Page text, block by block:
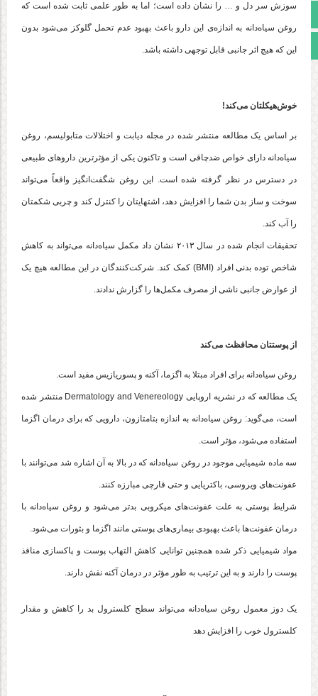
اینستاگرام
مجوز سایت
سوزش سر دل و … را نشان داده است؛ اما به طور علمی ثابت شده است که
روغن سیاه‌دانه به اندازه‌ی این دارو باعث بهبود عدم تحمل گلوکز می‌شود بدون
این که هیچ اثر جانبی قابل توجهی داشته باشد.
خوش‌هیکلتان می‌کند!
بر اساس یک مطالعه منتشر شده در مجله دیابت و اختلالات متابولیسم، روغن
سیاه‌دانه دارای خواص ضدچاقی است و تاکنون یکی از مؤثرترین داروهای طبیعی
در دسترس در نظر گرفته شده است. این روغن شگفت‌انگیز واقعاً می‌تواند
سوخت و ساز بدن شما را افزایش دهد، اشتهایتان را کنترل کند و چربی شکمتان
را آب کند.
تحقیقات انجام شده در سال ۲۰۱۳ نشان داد مکمل سیاه‌دانه می‌تواند به کاهش
شاخص توده بدنی افراد (BMI) کمک کند. شرکت‌کنندگان در این مطالعه هیچ یک
از عوارض جانبی ناشی از مصرف مکمل‌ها را گزارش ندادند.
از پوستتان محافظت می‌کند
روغن سیاه‌دانه برای افراد مبتلا به اگزما، آکنه و پسوریازیس مفید است.
یک مطالعه که در نشریه اروپایی Dermatology and Venereology منتشر شده
است، می‌گوید: روغن سیاه‌دانه به اندازه بتامتازون، دارویی که برای درمان اگزما
استفاده می‌شود، مؤثر است.
سه ماده شیمیایی موجود در روغن سیاه‌دانه که در بالا به آن اشاره شد می‌توانند با
عفونت‌های ویروسی، باکتریایی و حتی قارچی مبارزه کنند.
شرایط پوستی به علت عفونت‌های میکروبی بدتر می‌شود و روغن سیاه‌دانه با
درمان عفونت‌ها باعث بهبودی بیماری‌های پوستی مانند اگزما و بثورات می‌شود.
مواد شیمیایی ذکر شده همچنین توانایی کاهش التهاب پوست و پاکسازی منافذ
پوست را دارند و به این ترتیب به طور مؤثر در درمان آکنه نقش دارند.
یک دوز معمول روغن سیاه‌دانه می‌تواند سطح کلسترول بد را کاهش و مقدار
کلسترول خوب را افزایش دهد